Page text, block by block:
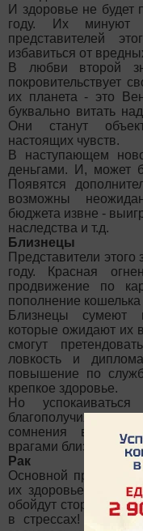
И здоровье не будет
году. Их минуют
представителей
избавиться от
В любви второй
покровительствует
их планета - это
буквально витать
Они станут
настоящих чувств.
В наступающем
деньгами. И, может
Появятся
возможны
бюджета извне -
наследства и т.д.
Близнецы
Представители
году. Красная
продвижение по
пополнение
Близнецы сумеют
которые ожидают их
смогут
ловкость и
повышение по
крепкое здоровье.
Но
благополучия есть
сомнения в
врагами близнецов в
Рак
Основной проблемой
их здоровье.
обойдут стороной
в стрессах! А их у